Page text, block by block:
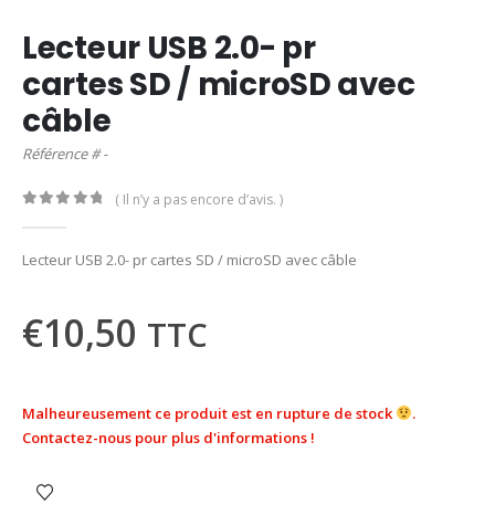
Lecteur USB 2.0- pr
cartes SD / microSD avec
câble
Référence # -
( Il n’y a pas encore d’avis. )
Lecteur USB 2.0- pr cartes SD / microSD avec câble
€10,50 TTC
Malheureusement ce produit est en rupture de stock
.
Contactez-nous pour plus d'informations !